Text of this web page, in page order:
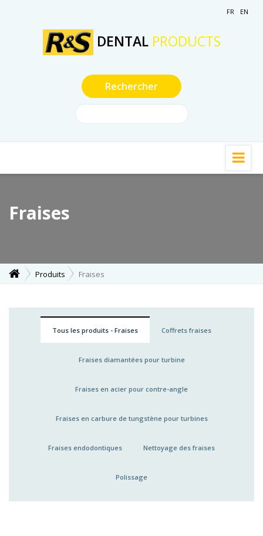
FR EN
DENTAL PRODUCTS
Fraises
Produits Fraises
Tous les produits - Fraises Coffrets fraises
Fraises diamantées pour turbine
Fraises en acier pour contre-angle
Fraises en carbure de tungstène pour turbines
Fraises endodontiques Nettoyage des fraises
Polissage